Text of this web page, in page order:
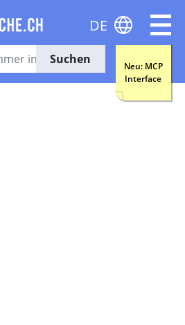
Suchen
Neu: MCP
Interface
DE